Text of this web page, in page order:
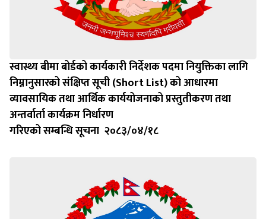
स्वास्थ्य बीमा बोर्डको कार्यकारी निर्देशक पदमा नियुक्तिका लागि
निम्नानुसारको संक्षिप्त सूची (Short List) को आधारमा
व्यावसायिक तथा आर्थिक कार्ययोजनाको प्रस्तुतीकरण तथा
अन्तर्वार्ता कार्यक्रम निर्धारण
गरिएको सम्बन्धि सूचना २०८३/०४/१८